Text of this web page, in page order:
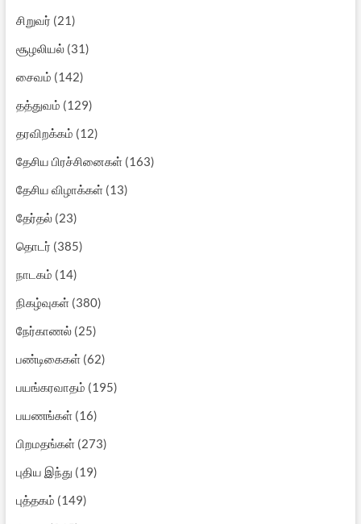
சிறுவர் (21)
சூழலியல்(31)
சைவம் (142)
தத்துவம் (129)
தரவிறக்கம் (12)
தேசிய பிரச்சினைகள்(163)
தேசிய விழாக்கள்(13)
தேர்தல்(23)
தொடர் (385)
நாடகம் (14)
நிகழ்வுகள்(380)
நேர்காணல்(25)
பண்டிகைகள்(62)
பயங்கரவாதம் (195)
பயணங்கள்(16)
பிறமதங்கள்(273)
புதிய இந்து (19)
புத்தகம் (149)